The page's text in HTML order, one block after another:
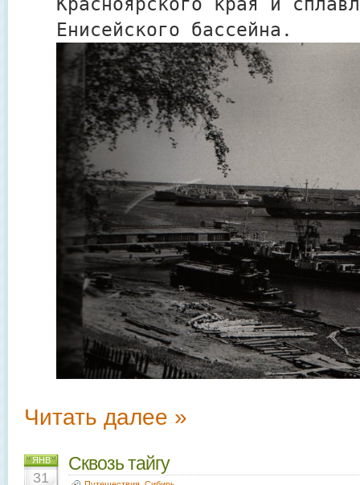
Енисейского бассейна.
Читать далее »
ЯНВ
31
Сквозь тайгу